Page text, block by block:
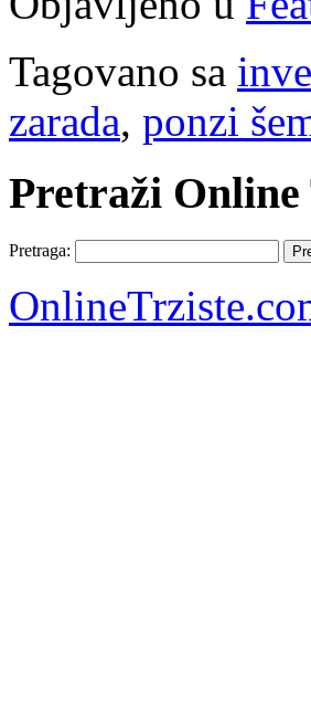
Tagovano sa
zarada, ponzi
Pretraži Online
Pretraga: